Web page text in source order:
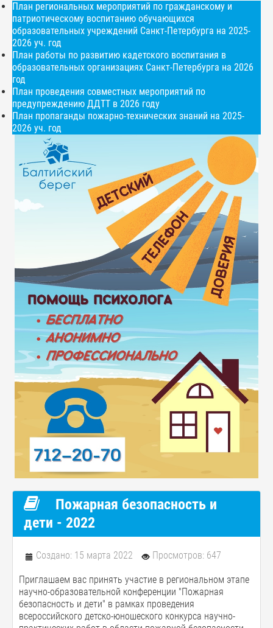
План региональных мероприятий по гражданскому и
патриотическому воспитанию обучающихся
образовательных учреждений Санкт-Петербурга на 2025-
2026 уч. год
План работы по развитию кадетского воспитания в
образовательных организациях Санкт-Петербурга на 2026
год
План проведения совместных мероприятий по
предупреждению ДДТТ в 2026 году
План пропаганды пожарно-технических знаний на 2025-
2026 уч. год
Пожарная безопасность и
дети - 2022
Создано: 15 марта 2022 Просмотров: 647
Приглашаем вас принять участие в региональном этапе
научно-образовательной конференции "Пожарная
безопасность и дети" в рамках проведения
всероссийского детско-юношеского конкурса научно-